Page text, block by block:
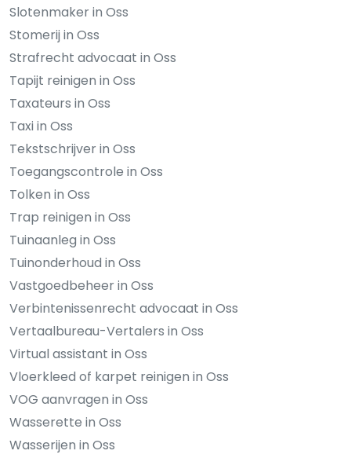
Slotenmaker in Oss
Stomerij in Oss
Strafrecht advocaat in Oss
Tapijt reinigen in Oss
Taxateurs in Oss
Taxi in Oss
Tekstschrijver in Oss
Toegangscontrole in Oss
Tolken in Oss
Trap reinigen in Oss
Tuinaanleg in Oss
Tuinonderhoud in Oss
Vastgoedbeheer in Oss
Verbintenissenrecht advocaat in Oss
Vertaalbureau-Vertalers in Oss
Virtual assistant in Oss
Vloerkleed of karpet reinigen in Oss
VOG aanvragen in Oss
Wasserette in Oss
Wasserijen in Oss